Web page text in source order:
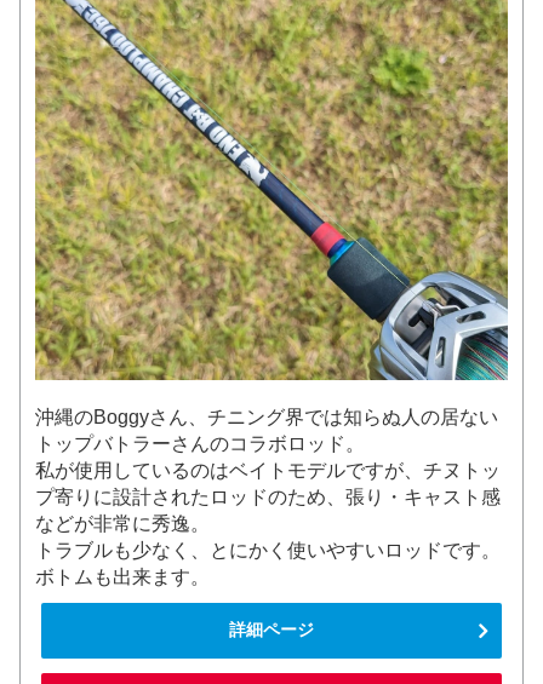
沖縄のBoggyさん、チニング界では知らぬ人の居ない
トップバトラーさんのコラボロッド。
私が使用しているのはベイトモデルですが、チヌトッ
プ寄りに設計されたロッドのため、張り・キャスト感
などが非常に秀逸。
トラブルも少なく、とにかく使いやすいロッドです。
ボトムも出来ます。
詳細ページ